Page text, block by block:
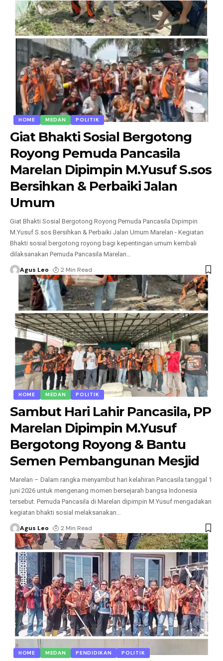
HOME MEDAN POLITIK
Giat Bhakti Sosial Bergotong
Royong Pemuda Pancasila
Marelan Dipimpin M.Yusuf S.sos
Bersihkan & Perbaiki Jalan
Umum
Giat Bhakti Sosial Bergotong Royong Pemuda Pancasila Dipimpin
M.Yusuf S.sos Bersihkan & Perbaiki Jalan Umum Marelan - Kegiatan
Bhakti sosial bergotong royong bagi kepentingan umum kembali
dilaksanakan Pemuda Pancasila Marelan…
Agus Leo 2 Min Read
HOME MEDAN POLITIK
Sambut Hari Lahir Pancasila, PP
Marelan Dipimpin M.Yusuf
Bergotong Royong & Bantu
Semen Pembangunan Mesjid
Marelan – Dalam rangka menyambut hari kelahiran Pancasila tanggal 1
juni 2026 untuk mengenang momen bersejarah bangsa Indonesia
tersebut. Pemuda Pancasila di Marelan dipimpin M.Yusuf mengadakan
kegiatan bhakti sosial melaksanakan…
Agus Leo 2 Min Read
HOME MEDAN PENDIDIKAN POLITIK